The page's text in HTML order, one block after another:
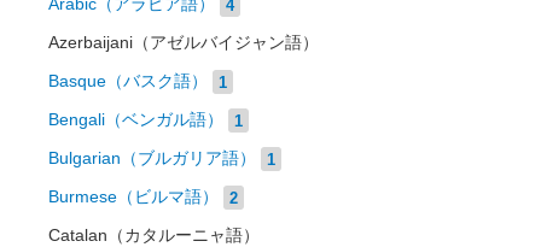
Arabic（アラビア語） 4
Azerbaijani（アゼルバイジャン語）
Basque（バスク語） 1
Bengali（ベンガル語） 1
Bulgarian（ブルガリア語） 1
Burmese（ビルマ語） 2
Catalan（カタルーニャ語）